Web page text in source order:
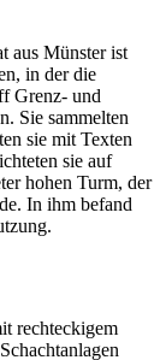
aus Münster ist
in der die
Grenz- und
Sie sammelten
sie mit Texten
sie auf
hohen Turm, der
In ihm befand
rechteckigem